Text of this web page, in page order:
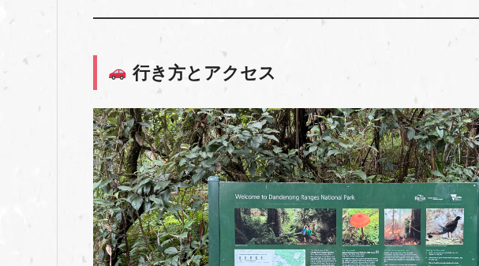
行き方とアクセス